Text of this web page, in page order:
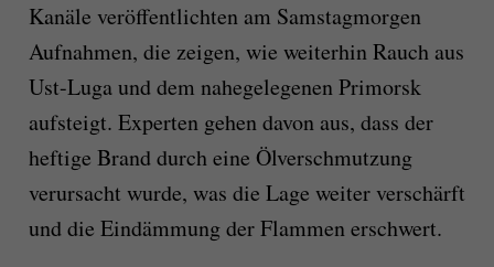
Kanäle veröffentlichten am Samstagmorgen
Aufnahmen, die zeigen, wie weiterhin Rauch aus
Ust-Luga und dem nahegelegenen Primorsk
aufsteigt. Experten gehen davon aus, dass der
heftige Brand durch eine Ölverschmutzung
verursacht wurde, was die Lage weiter verschärft
und die Eindämmung der Flammen erschwert.